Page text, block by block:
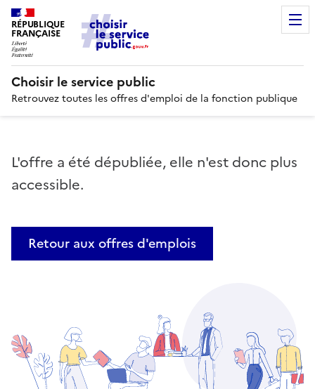
RÉPUBLIQUE
FRANÇAISE
Choisir le service public
Retrouvez toutes les offres d'emploi de la fonction publique
L'offre a été dépubliée, elle n'est donc plus
accessible.
Retour aux offres d'emplois